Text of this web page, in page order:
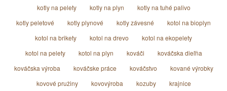
kotly na pelety
kotly na plyn
kotly na tuhé palivo
kotly peletové
kotly plynové kotly závesné
kotol na bioplyn
kotol na brikety
kotol na drevo
kotol na ekopelety
kotol na pelety
kotol na plyn kováči
kováčska dieľňa
kováčska výroba
kováčske práce kováčstvo
kované výrobky
kovové pružiny
kovovýroba kozuby
krajnice